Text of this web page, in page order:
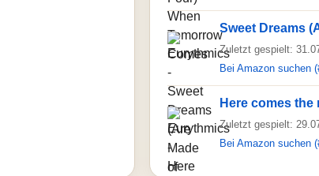
Sweet Dreams
Zuletzt gespielt:
Bei Amazon suchen
Here comes the
Zuletzt gespielt:
Bei Amazon suchen